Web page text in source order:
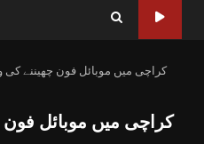
کراچی میں موبائل فون چھیننے کی
کراچی میں موبائل فون